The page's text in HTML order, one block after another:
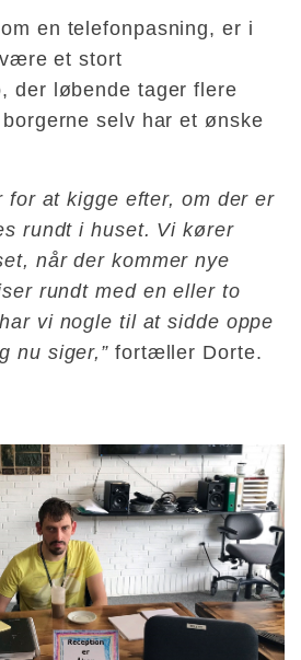
en telefonpasning, er i
et stort
der løbende tager flere
selv har et ønske
for at kigge efter, om der er
rundt i huset. Vi kører
når der kommer nye
rundt med en eller to
vi nogle til at sidde oppe
nu siger,” fortæller Dorte.